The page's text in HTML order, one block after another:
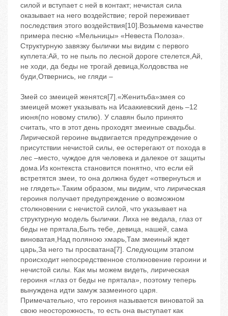
силой и вступает с ней в контакт; нечистая сила
оказывает на него воздействие; герой переживает
последствия этого воздействия[10].Возьмемв качестве
примера песню «Мельницы» «Невеста Полоза».
Структурную завязку былички мы видим с первого
куплета:Ай, то не пыль по лесной дороге стелется,Ай,
не ходи, да беды не трогай девица,Колдовства не
буди,Отвернись, не гляди –
Змей со змеицей женятся[7].«Женитьба»змея со
змеицей может указывать на Исаакиевский день –12
июня(по новому стилю). У славян было принято
считать, что в этот день проходят змеиные свадьбы.
Лирической героине выдвигается предупреждение о
присутствии нечистой силы, ее остерегают от похода в
лес –место, чуждое для человека и далекое от защиты
дома.Из контекста становится понятно, что если ей
встретятся змеи, то она должна будет «отвернуться и
не глядеть».Таким образом, мы видим, что лирическая
героиня получает предупреждение о возможном
столкновении с нечистой силой, что указывает на
структурную модель былички. Лиха не ведала, глаз от
беды не прятала,Быть тебе, девица, нашей, сама
виноватая,Над поляною хмарь,Там змеиный ждет
царь,За него ты просватана[7]. Следующим этапом
происходит непосредственное столкновение героини и
нечистой силы. Как мы можем видеть, лирическая
героиня «глаз от беды не прятала», поэтому теперь
вынуждена идти замуж зазмеиного царя.
Примечательно, что героиня называется виноватой за
свою неосторожность, то есть она выступает как